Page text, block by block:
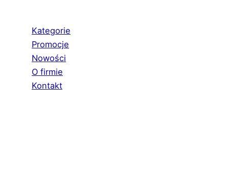
Kategorie
Promocje
Nowości
O firmie
Kontakt